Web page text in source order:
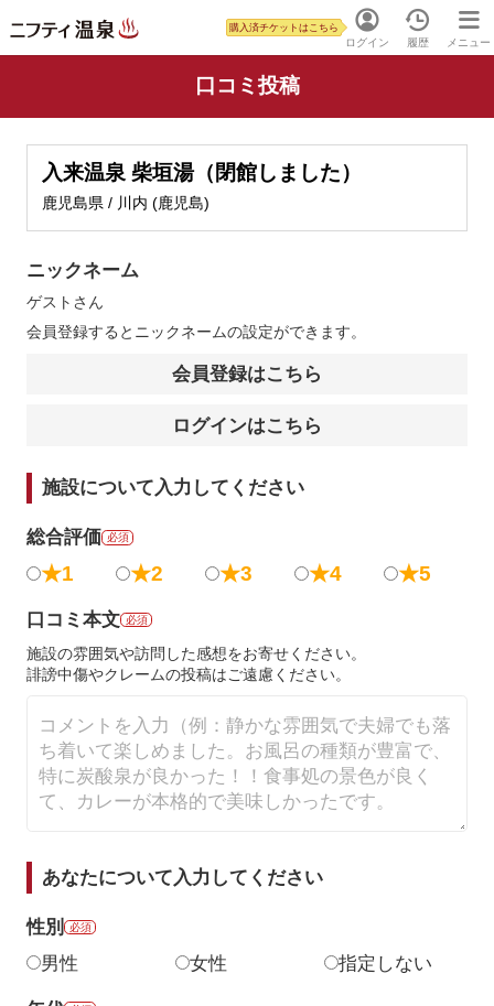
ログイン
購入済チケットはこちら
履歴 メニュー
口コミ投稿
入来温泉 柴垣湯（閉館しました）
鹿児島県 / 川内 (鹿児島)
ニックネーム
ゲスト さん
会員登録するとニックネームの設定ができます。
会員登録はこちら
ログインはこちら
施設について入力してください
総合評価 必須
★1 ★2 ★3 ★4 ★5
口コミ本文 必須
施設の雰囲気や訪問した感想をお寄せください。
誹謗中傷やクレームの投稿はご遠慮ください。
あなたについて入力してください
性別 必須
男性 女性 指定しない